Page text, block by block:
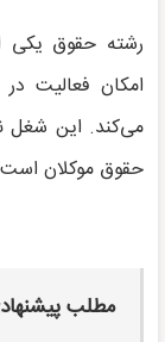
رشته حقوق یکی
امکان فعالیت
می‌کند. این شغل
حقوق موکلان
مطلب